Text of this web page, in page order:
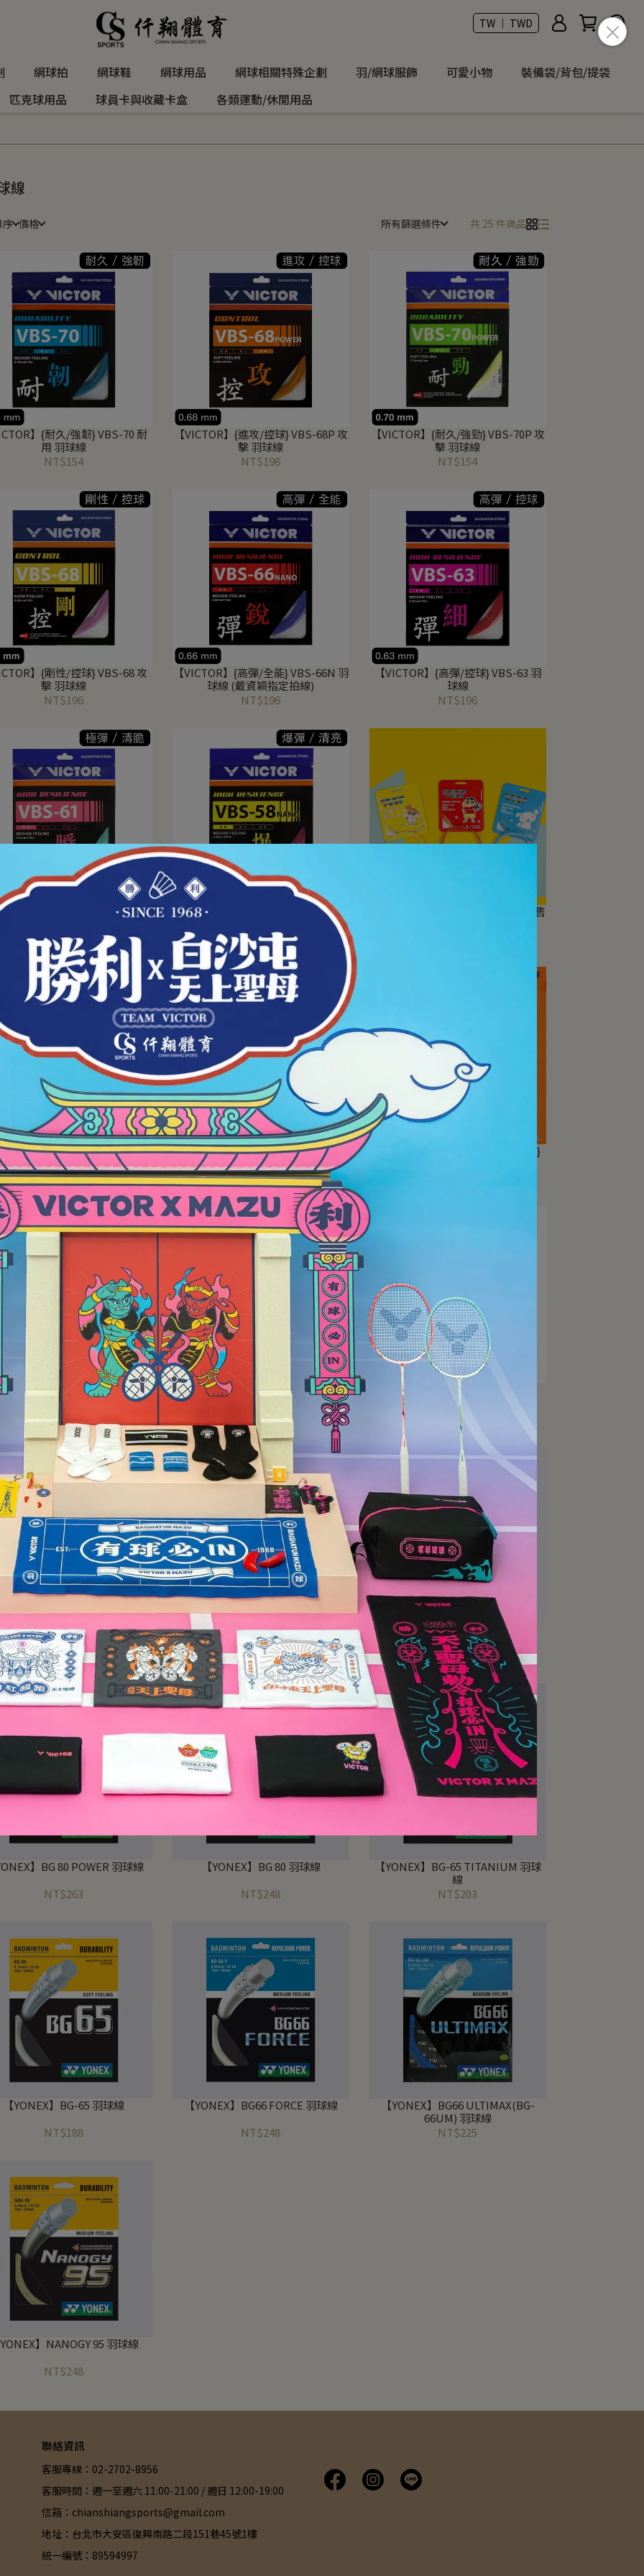
TW ｜ TWD
網球拍 網球鞋 網球用品 網球相關特殊企劃 羽/網球服飾 可愛小物
裝備袋/背包/提袋
匹克球用品
球員卡與收藏卡盒 各類運動/休閒用品
線
序 價格 所有篩選條件 共 25 件商品
】{耐久/強韌} VBS-70 耐
用 羽球線
NT$154
【VICTOR】{進攻/控球} VBS-68P 攻
擊 羽球線
NT$196
【VICTOR】{耐久/強勁} VBS-70P 攻
擊 羽球線
NT$154
】{剛性/控球} VBS-68 攻
擊 羽球線
NT$196
【VICTOR】{高彈/全能} VBS-66N 羽
球線 (戴資穎指定拍線)
NT$196
【VICTOR】{高彈/控球} VBS-63 羽
球線
NT$196
】{極彈/清脆} VBS-61 極
NT$196
【VICTOR】{爆彈/清亮} VBS-58N 爆
NT$196
【VICTOR】{蠟筆小新聯名/現貨發售
】{哆啦A夢聯名} 聯名羽球
拍線 VS-63DRM
NT$224
【VICTOR】{哆啦A夢聯名/單售線}
聯名羽球拍線 VS-63DRM
NT$224
【VICTOR】{七龍珠Z聯名/單售線}
】{七龍珠Z聯名} 羽球拍線
VS-63 DBZ
NT$224
【VICTOR】VS-65 羽球線
NT$126
【VICTOR】VS-69 羽球線
NT$126
】AEROBITE BOOST(BG
ABBT) 羽球線
NT$240
【YONEX】AEROBITE(BG-AB) 羽球
線
NT$263
【YONEX】AEROSONIC 羽球線
NT$263
】BG 80 POWER 羽球線
NT$263
【YONEX】BG 80 羽球線
NT$248
【YONEX】BG-65 TITANIUM 羽球
線
NT$203
【YONEX】BG-65 羽球線
NT$188
【YONEX】BG66 FORCE 羽球線
NT$248
【YONEX】BG66 ULTIMAX(BG-
66UM) 羽球線
NT$225
】NANOGY 95 羽球線
NT$248
聯絡資訊
客服專線：02-2702-8956
客服時間：週一至週六 11:00-21:00 / 週日 12:00-19:00
信箱：chianshiangsports@gmail.com
地址：台北市大安區復興南路二段151巷45號1樓
統一編號：89594997